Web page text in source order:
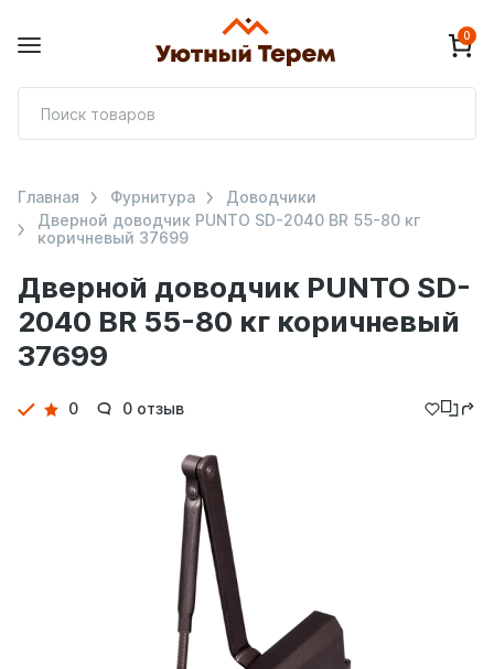
0
Дверной доводчик PUNTO SD-
2040 BR 55-80 кг коричневый
37699
Главная Фурнитура
Доводчики
Дверной доводчик PUNTO SD-2040 BR 55-80 кг
коричневый 37699
Детали
0 0 отзыв